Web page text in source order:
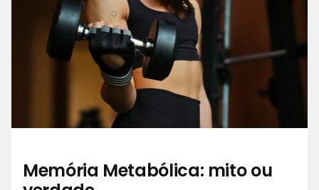
Memória Metabólica: mito ou